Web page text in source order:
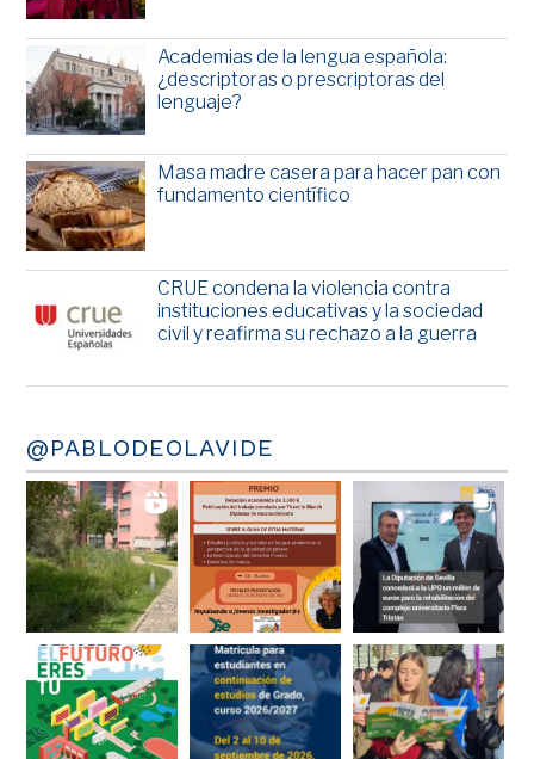
Academias de la lengua española:
¿descriptoras o prescriptoras del
lenguaje?
Masa madre casera para hacer pan con
fundamento científico
CRUE condena la violencia contra
instituciones educativas y la sociedad
civil y reafirma su rechazo a la guerra
@PABLODEOLAVIDE